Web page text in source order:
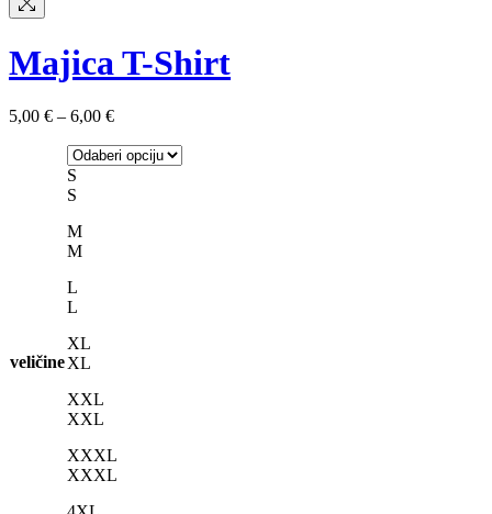
Majica T-Shirt
5,00 € – 6,00 €Raspon
od
veličine
S
S
M
M
L
L
XL
XL
XXL
XXL
XXXL
XXXL